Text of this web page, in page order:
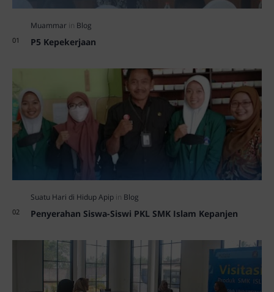
P5 Kepekerjaan
Penyerahan Siswa-Siswi PKL SMK Islam Kepanjen